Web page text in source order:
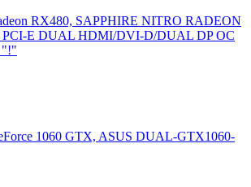
RX480, SAPPHIRE NITRO RADEON
PCI-E DUAL HDMI/DVI-D/DUAL DP OC
"!"
1060 GTX, ASUS DUAL-GTX1060-